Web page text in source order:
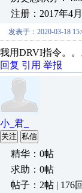
注册：2017年4
发表于：2020-03-18
我用DRVI指令。。
回复 引用 举报
小_君_
关注 私信
精华：0帖
求助：0帖
帖子：2帖 | 176回